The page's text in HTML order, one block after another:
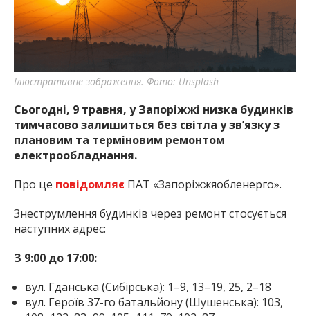
найважливішу інформацію про події
міста Запоріжжя та області.
Ілюстративне зображення. Фото: Unsplash
Сьогодні, 9 травня, у Запоріжжі низка будинків
тимчасово залишиться без світла у зв’язку з
плановим та терміновим ремонтом
електрообладнання.
Про це повідомляє ПАТ «Запоріжжяобленерго».
Знеструмлення будинків через ремонт стосується
наступних адрес:
З 9:00 до 17:00:
вул. Гданська (Сибірська): 1–9, 13–19, 25, 2–18
вул. Героїв 37-го батальйону (Шушенська): 103,